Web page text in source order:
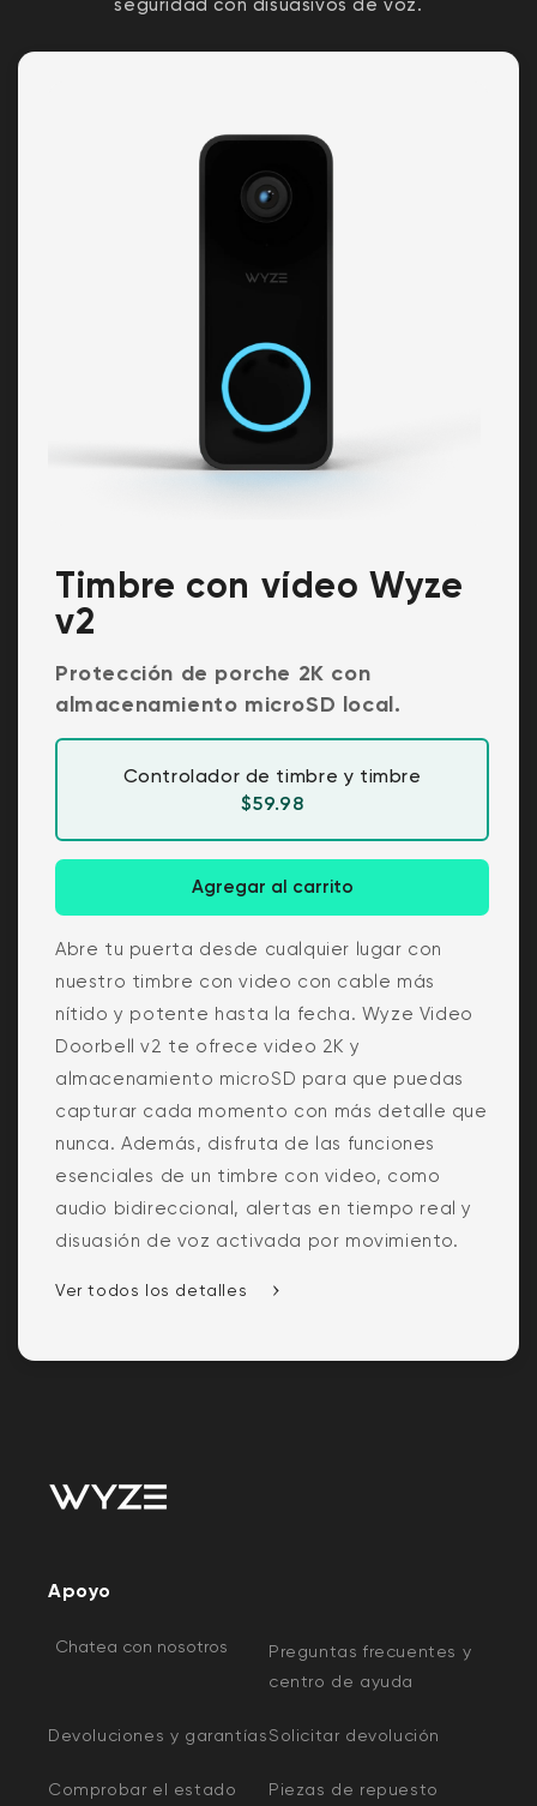
seguridad con disuasivos de voz.
Timbre con vídeo Wyze
v2
Protección de porche 2K con
almacenamiento microSD local.
Controlador de timbre y timbre
Precio habitual
$59.98
Agregar al carrito
Abre tu puerta desde cualquier lugar con
nuestro timbre con video con cable más
nítido y potente hasta la fecha. Wyze Video
Doorbell v2 te ofrece video 2K y
almacenamiento microSD para que puedas
capturar cada momento con más detalle que
nunca. Además, disfruta de las funciones
esenciales de un timbre con video, como
audio bidireccional, alertas en tiempo real y
disuasión de voz activada por movimiento.
Ver todos los detalles
Apoyo
Chatea con nosotros
Preguntas frecuentes y
centro de ayuda
Devoluciones y garantíasSolicitar devolución
Comprobar el estado
Piezas de repuesto